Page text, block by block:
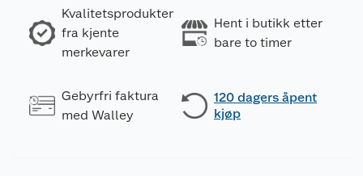
Kvalitetsprodukter
fra kjente
merkevarer
Hent i butikk etter
bare to timer
Gebyrfri faktura
med Walley
120 dagers åpent
kjøp